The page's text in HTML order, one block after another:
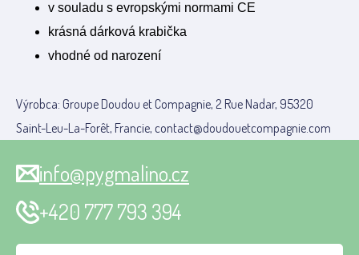
v souladu s evropskými normami CE
krásná dárková krabička
vhodné od narození
Výrobca: Groupe Doudou et Compagnie, 2 Rue Nadar, 95320
Saint-Leu-La-Forêt, Francie, contact@doudouetcompagnie.com
info@pygmalino.cz
+420 777 793 394